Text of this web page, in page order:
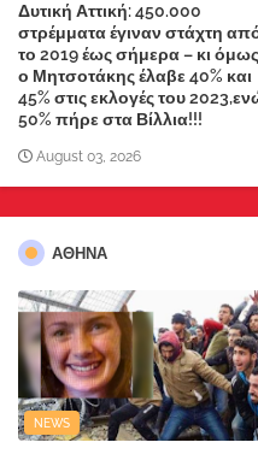
Δυτική Αττική: 450.000
στρέμματα έγιναν στάχτη
το 2019 έως σήμερα – κι όμως
ο Μητσοτάκης έλαβε 40% και
45% στις εκλογές του
50% πήρε στα Βίλλια!!!
August 03, 2026
ΑΘΗΝΑ
NEWS